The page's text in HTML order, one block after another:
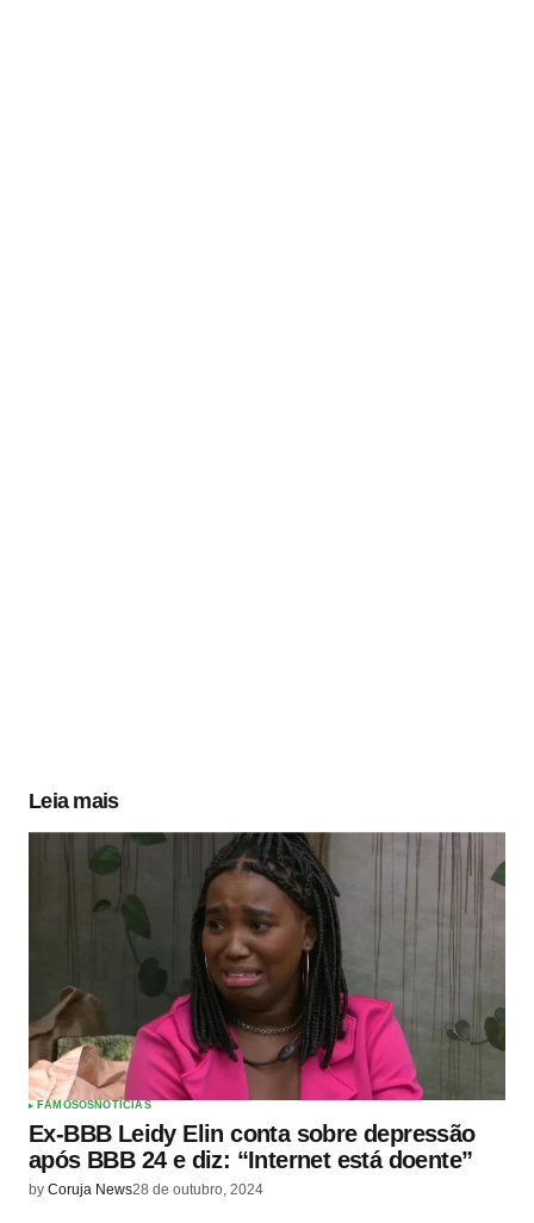
Leia mais
FAMOSOSNOTÍCIAS
Ex-BBB Leidy Elin conta sobre depressão
após BBB 24 e diz: “Internet está doente”
by Coruja News28 de outubro, 2024